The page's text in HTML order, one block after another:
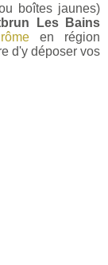
boîtes jaunes)
Les Bains
en région
d'y déposer vos